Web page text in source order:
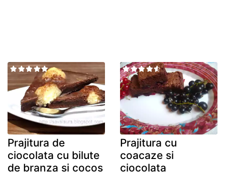
Prajitura de
ciocolata cu bilute
de branza si cocos
Prajitura cu
coacaze si
ciocolata